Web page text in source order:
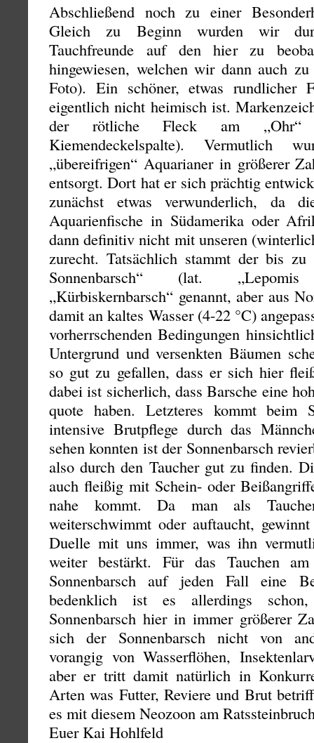
Abschließend noch zu einer
Gleich zu Beginn wurden wir
Tauchfreunde auf den hier zu
hingewiesen, welchen wir dann auch
Foto). Ein schöner, etwas rundlicher
eigentlich nicht heimisch ist.
der rötliche Fleck am „Ohr“
Kiemendeckelspalte). Vermutlich
„übereifrigen“ Aquarianer in größerer
entsorgt. Dort hat er sich prächtig
zunächst etwas verwunderlich, da
Aquarienfische in Südamerika oder
dann definitiv nicht mit unseren
zurecht. Tatsächlich stammt der bis
Sonnenbarsch“ (lat.
„Kürbiskernbarsch“ genannt, aber aus
damit an kaltes Wasser (4-22 °C)
vorherrschenden Bedingungen
Untergrund und versenkten Bäumen
so gut zu gefallen, dass er sich hier
dabei ist sicherlich, dass Barsche eine
quote haben. Letzteres kommt beim
intensive Brutpflege durch das
sehen konnten ist der Sonnenbarsch
also durch den Taucher gut zu finden.
auch fleißig mit Schein- oder
nahe kommt. Da man als
weiterschwimmt oder auftaucht,
Duelle mit uns immer, was ihn
weiter bestärkt. Für das Tauchen
Sonnenbarsch auf jeden Fall eine
bedenklich ist es allerdings
Sonnenbarsch hier in immer größerer
sich der Sonnenbarsch nicht von
vorangig von Wasserflöhen,
aber er tritt damit natürlich in
Arten was Futter, Reviere und Brut
es mit diesem Neozoon am
Euer Kai Hohlfeld